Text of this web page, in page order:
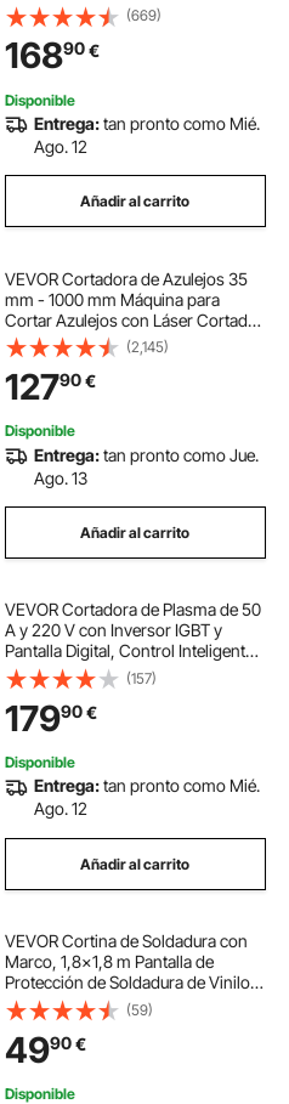
Azulejos Cortadora de Cerámica
con Láser
(669)
16890€
Disponible
Entrega:tan pronto como Mié.
Ago. 12
Añadir al carrito
VEVOR Cortadora de Azulejos 35
mm - 1000 mm Máquina para
Cortar Azulejos con Láser Cortador
de Azulejos Manual Cortadora de
Cerámica con Soporte, Diseño Fácil
de Usar, 123 x 49 x 23 cm
(2,145)
12790€
Disponible
Entrega:tan pronto como Jue.
Ago. 13
Añadir al carrito
VEVOR Cortadora de Plasma de 50
A y 220 V con Inversor IGBT y
Pantalla Digital, Control Inteligente,
Función 2T/4T y Tiempo PA/PT
Ajustable para Reparaciones
Domésticas y Talleres para Garajes
(157)
17990€
Disponible
Entrega:tan pronto como Mié.
Ago. 12
Añadir al carrito
VEVOR Cortina de Soldadura con
Marco, 1,8x1,8 m Pantalla de
Protección de Soldadura de Vinilo
Ignífugo con 4 Ruedas Giratorias 2
con Cerradura, Cortina Móvil
Profesional para Taller, Industria,
Verde
(59)
4990€
Disponible